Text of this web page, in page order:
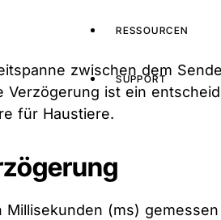
RESSOURCEN
SUPPORT
zwischen dem
ist ein
für Haustiere.
(ms)